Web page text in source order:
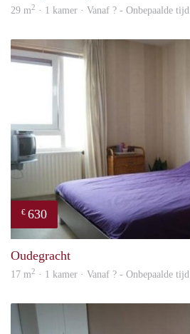
29 m2 · 1 kamer · Vanaf ? - Onbepaalde tijd
€ 630
Oudegracht
17 m2 · 1 kamer · Vanaf ? - Onbepaalde tijd